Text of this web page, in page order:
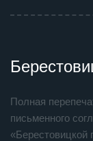
Полная
письменного
«Берестовицкой